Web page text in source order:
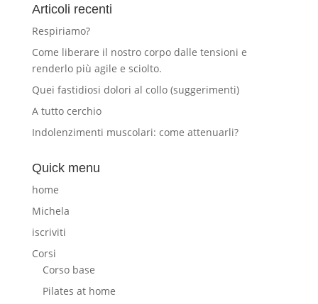
Articoli recenti
Respiriamo?
Come liberare il nostro corpo dalle tensioni e
renderlo più agile e sciolto.
Quei fastidiosi dolori al collo (suggerimenti)
A tutto cerchio
Indolenzimenti muscolari: come attenuarli?
Quick menu
home
Michela
iscriviti
Corsi
Corso base
Pilates at home